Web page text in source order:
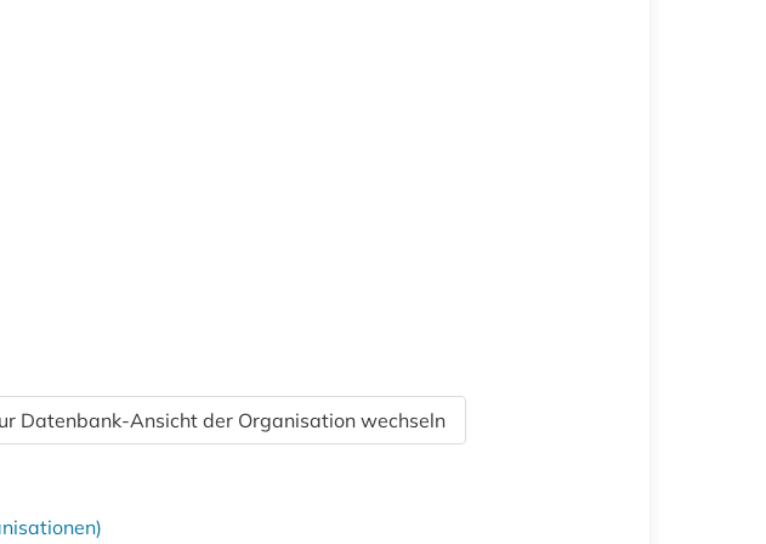
Datenbank-Ansicht der Organisation wechseln